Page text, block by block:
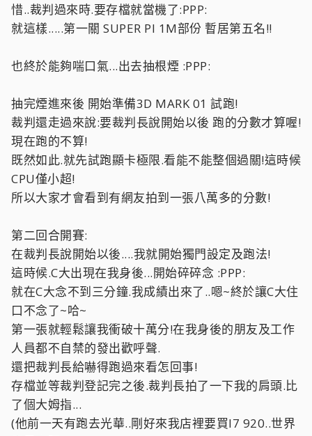
惜..裁判過來時.要存檔就當機了:PPP:
就這樣.....第一關 SUPER PI 1M部份 暫居第五名!!
也終於能夠喘口氣...出去抽根煙 :PPP:
抽完煙進來後 開始準備3D MARK 01 試跑!
裁判還走過來說:要裁判長說開始以後 跑的分數才算喔!
現在跑的不算!
既然如此.就先試跑顯卡極限.看能不能整個過關!這時候
CPU僅小超!
所以大家才會看到有網友拍到一張八萬多的分數!
第二回合開賽:
在裁判長說開始以後....我就開始獨門設定及跑法!
這時候.C大出現在我身後...開始碎碎念 :PPP:
就在C大念不到三分鐘.我成績出來了..嗯~終於讓C大住
口不念了~哈~
第一張就輕鬆讓我衝破十萬分!在我身後的朋友及工作
人員都不自禁的發出歡呼聲.
還把裁判長給嚇得跑過來看怎回事!
存檔並等裁判登記完之後.裁判長拍了一下我的肩頭.比
了個大姆指...
(他前一天有跑去光華..剛好來我店裡要買I7 920..世界